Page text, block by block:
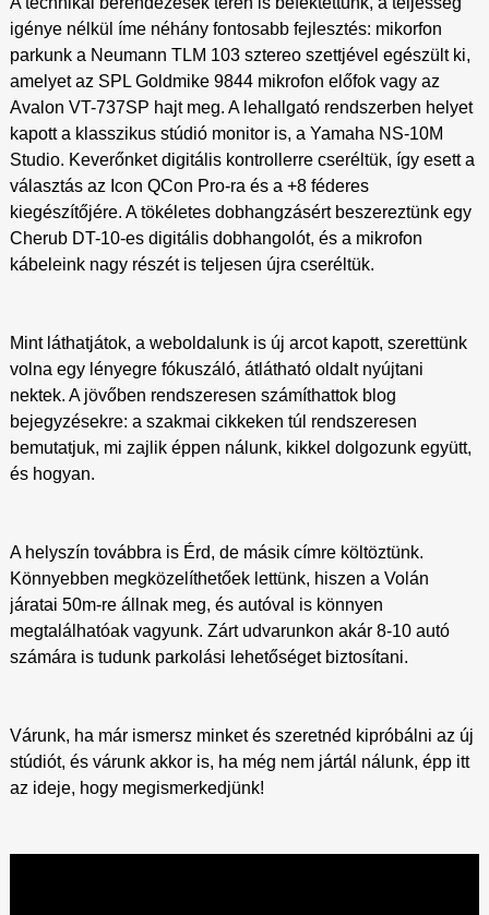
igénye nélkül íme néhány fontosabb fejlesztés: mikorfon
parkunk a Neumann TLM 103 sztereo szettjével egészült ki,
amelyet az SPL Goldmike 9844 mikrofon előfok vagy az
Avalon VT-737SP hajt meg. A lehallgató rendszerben helyet
kapott a klasszikus stúdió monitor is, a Yamaha NS-10M
Studio. Keverőnket digitális kontrollerre cseréltük, így esett a
választás az Icon QCon Pro-ra és a +8 féderes
kiegészítőjére. A tökéletes dobhangzásért beszereztünk egy
Cherub DT-10-es digitális dobhangolót, és a mikrofon
kábeleink nagy részét is teljesen újra cseréltük.
Mint láthatjátok, a weboldalunk is új arcot kapott, szerettünk
volna egy lényegre fókuszáló, átlátható oldalt nyújtani
nektek. A jövőben rendszeresen számíthattok blog
bejegyzésekre: a szakmai cikkeken túl rendszeresen
bemutatjuk, mi zajlik éppen nálunk, kikkel dolgozunk együtt,
és hogyan.
A helyszín továbbra is Érd, de másik címre költöztünk.
Könnyebben megközelíthetőek lettünk, hiszen a Volán
járatai 50m-re állnak meg, és autóval is könnyen
megtalálhatóak vagyunk. Zárt udvarunkon akár 8-10 autó
számára is tudunk parkolási lehetőséget biztosítani.
Várunk, ha már ismersz minket és szeretnéd kipróbálni az új
stúdiót, és várunk akkor is, ha még nem jártál nálunk, épp itt
az ideje, hogy megismerkedjünk!